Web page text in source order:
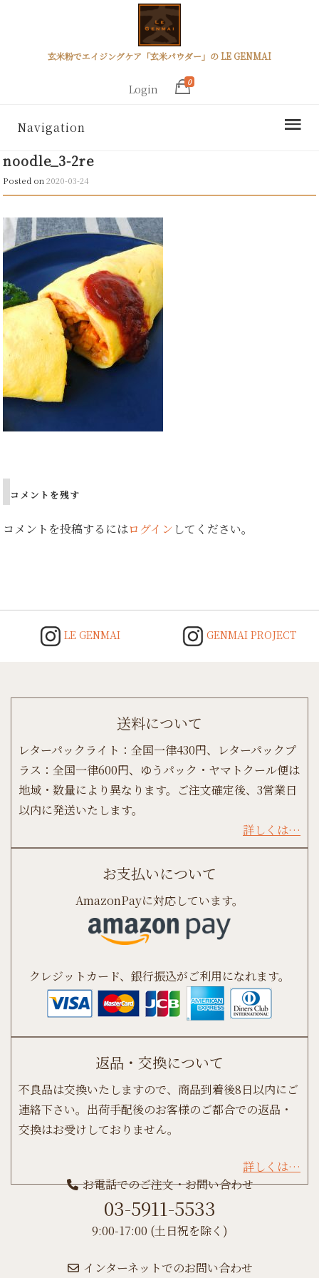
玄米粉でエイジングケア「玄米パウダー」の LE GENMAI
Login
0
Navigation
noodle_3-2re
Posted on2020-03-24
コメントを残す
コメントを投稿するにはログイン してください。
LE GENMAI GENMAI PROJECT
送料について
レターパックライト：全国一律430円、レターパックプ
ラス：全国一律600円、ゆうパック・ヤマトクール便は
地域・数量により異なります。ご注文確定後、3営業日
以内に発送いたします。
詳しくは…
お支払いについて
AmazonPayに対応しています。
クレジットカード、銀行振込がご利用になれます。
返品・交換について
不良品は交換いたしますので、商品到着後8日以内にご
連絡下さい。出荷手配後のお客様のご都合での返品・
交換はお受けしておりません。
詳しくは…
お電話でのご注文・お問い合わせ
03-5911-5533
9:00-17:00 (土日祝を除く)
インターネットでのお問い合わせ